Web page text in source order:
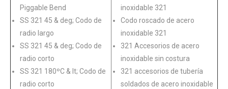
Piggable Bend
SS 321 45 & deg; Codo de
radio largo
SS 321 45 & deg; Codo de
radio corto
SS 321 180ºC & lt; Codo de
radio corto
inoxidable 321
Codo roscado de acero
inoxidable 321
321 Accesorios de acero
inoxidable sin costura
321 accesorios de tubería
soldados de acero inoxidable